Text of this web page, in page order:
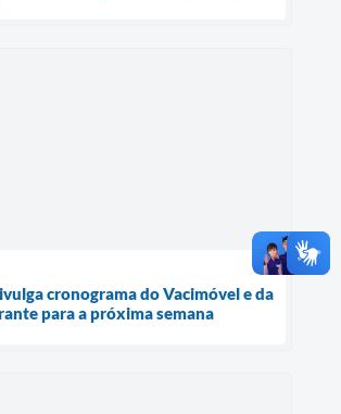
cronograma do Vacimóvel e da
para a próxima semana